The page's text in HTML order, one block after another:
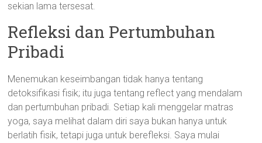
sekian lama tersesat.
Refleksi dan Pertumbuhan
Pribadi
Menemukan keseimbangan tidak hanya tentang
detoksifikasi fisik; itu juga tentang reflect yang mendalam
dan pertumbuhan pribadi. Setiap kali menggelar matras
yoga, saya melihat dalam diri saya bukan hanya untuk
berlatih fisik, tetapi juga untuk berefleksi. Saya mulai